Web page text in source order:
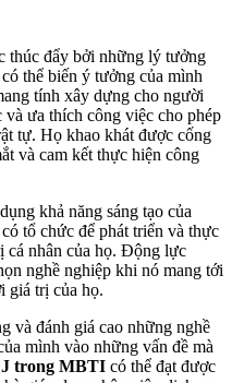
thúc đẩy bởi những lý tưởng
thể biến ý tưởng của mình
tính xây dựng cho người
ưa thích công việc cho phép
tự. Họ khao khát được cống
và cam kết thực hiện công
khả năng sáng tạo của
tổ chức để phát triển và thực
cá nhân của họ. Động lực
nghề nghiệp khi nó mang tới
giá trị của họ.
và đánh giá cao những nghề
mình vào những vấn đề mà
trong MBTI có thể đạt được